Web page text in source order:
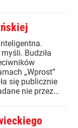
Budziła
„Wprost”
się publicznie
nie przez...